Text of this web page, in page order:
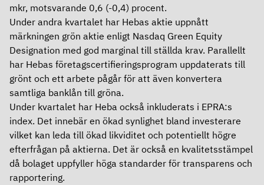
Bolagsordning
Bolagsstyrningsrapport
Årsredovisning
mkr, motsvarande 0,6 (-0,4) procent.
Under andra kvartalet har Hebas aktie uppnått
märkningen grön aktie enligt Nasdaq Green Equity
Designation med god marginal till ställda krav. Parallellt
har Hebas företagscertifieringsprogram uppdaterats till
grönt och ett arbete pågår för att även konvertera
samtliga banklån till gröna.
Under kvartalet har Heba också inkluderats i EPRA:s
index. Det innebär en ökad synlighet bland investerare
vilket kan leda till ökad likviditet och potentiellt högre
efterfrågan på aktierna. Det är också en kvalitetsstämpel
då bolaget uppfyller höga standarder för transparens och
rapportering.